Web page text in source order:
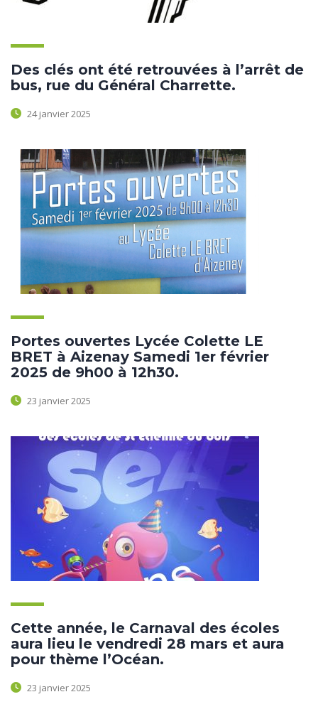
Des clés ont été retrouvées à l’arrêt de
bus, rue du Général Charrette.
24 janvier 2025
Portes ouvertes Lycée Colette LE
BRET à Aizenay Samedi 1er février
2025 de 9h00 à 12h30.
23 janvier 2025
Cette année, le Carnaval des écoles
aura lieu le vendredi 28 mars et aura
pour thème l’Océan.
23 janvier 2025